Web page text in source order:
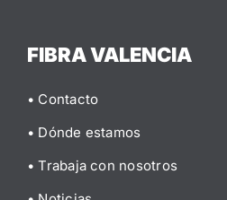
FIBRA VALENCIA
• Contacto
• Dónde estamos
• Trabaja con nosotros